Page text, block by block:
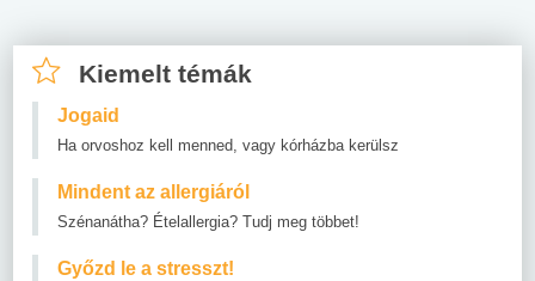
Kiemelt témák
Jogaid
Ha orvoshoz kell menned, vagy kórházba kerülsz
Mindent az allergiáról
Szénanátha? Ételallergia? Tudj meg többet!
Győzd le a stresszt!